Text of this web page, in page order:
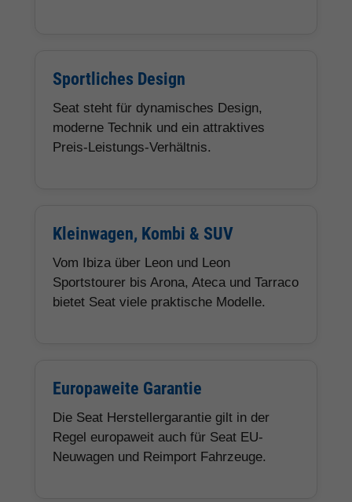
Sportliches Design
Seat steht für dynamisches Design,
moderne Technik und ein attraktives
Preis-Leistungs-Verhältnis.
Kleinwagen, Kombi & SUV
Vom Ibiza über Leon und Leon
Sportstourer bis Arona, Ateca und Tarraco
bietet Seat viele praktische Modelle.
Europaweite Garantie
Die Seat Herstellergarantie gilt in der
Regel europaweit auch für Seat EU-
Neuwagen und Reimport Fahrzeuge.